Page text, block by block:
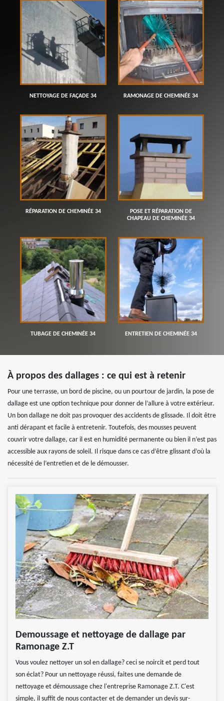
NETTOYAGE DE FAÇADE 34 RAMONAGE DE CHEMINÉE 34
RÉPARATION DE CHEMINÉE 34
POSE ET RÉPARATION DE
CHAPEAU DE CHEMINÉE 34
TUBAGE DE CHEMINÉE 34 ENTRETIEN DE CHEMINÉE 34
À propos des dallages : ce qui est à retenir
Pour une terrasse, un bord de piscine, ou un pourtour de jardin, la pose de
dallage est une option technique pour donner de l’allure à votre extérieur.
Un bon dallage ne doit pas provoquer des accidents de glissade. Il doit être
anti dérapant et facile à entretenir. Toutefois, des mousses peuvent
couvrir votre dallage, car il est en humidité permanente ou bien il n’est pas
accessible aux rayons de soleil. Il risque dans ce cas d’être glissant d’où la
nécessité de l’entretien et de le démousser.
Demoussage et nettoyage de dallage par
Ramonage Z.T
Vous voulez nettoyer un sol en dallage? ceci se noircit et perd tout
son éclat? Pour un nettoyage réussi, faites une demande de
nettoyage et démoussage chez l'entreprise Ramonage Z.T. C'est
simple, il suffit de nous contacter et de demander un devis sur-